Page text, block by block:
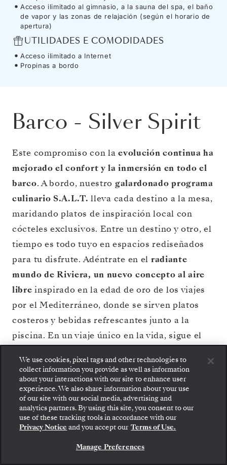
Acceso ilimitado al gimnasio, a la sauna del spa, el baño
de vapor y las zonas de relajación (según el horario de
apertura)
UTILIDADES E COMODIDADES
Acceso ilimitado a Internet
Propinas a bordo
Barco - Silver Spirit
Este compromiso con laevolución continua ha
mejorado el confort y la inmersión en todo el
barco. A bordo, nuestro galardonado programa
culinario S.A.L.T. lleva cada destino a la mesa,
maridando platos de inspiración local con
cócteles exclusivos. Entre un destino y otro, el
tiempo es todo tuyo en espacios rediseñados
para tu disfrute. Adéntrate en el radiante
mundo de Riviera, un nuevo concepto al aire
libre inspirado en la edad de oro de los viajes
por el Mediterráneo, donde se sirven platos
costeros y bebidas refrescantes junto a la
piscina. En un viaje único en la vida, sigue el
RESERVE SU CRUCERO
VER PLANO DE
CUBIERTAS
We use cookies, pixel tags and other technologies to
collect information you provide as well as information
about your interactions with our site to enhance user
experience. We also share information about your use
of our site with our social media, advertising and
analytics partners. By using this site, you consent to our
use of these tracking tools in accordance with our
Privacy Notice and you accept our Terms of Use.
Manage Preferences